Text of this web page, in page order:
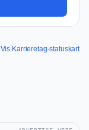
Vis Karrieretag-statuskart